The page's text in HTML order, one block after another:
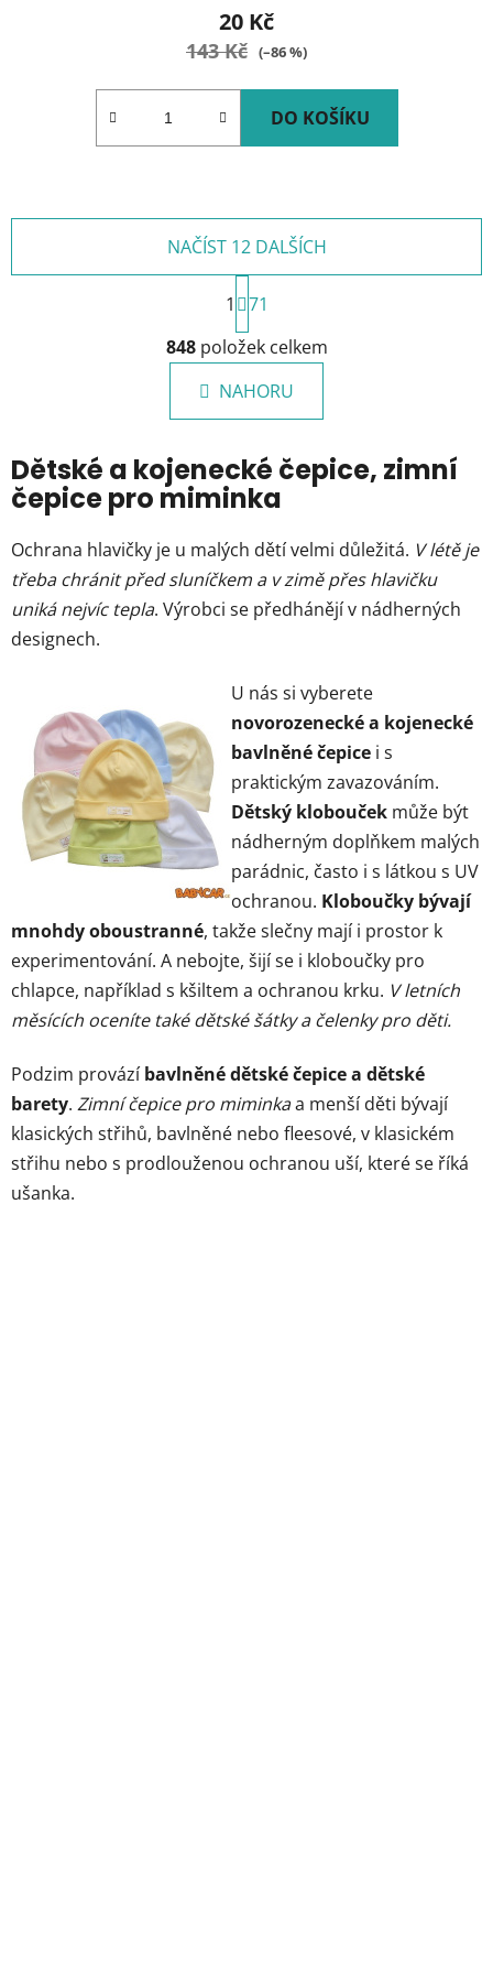
20 Kč
143 Kč (–86 %)
DO KOŠÍKU
O
v
l
á
d
c
í
r
v
k
y
p
i
s
u
NAČÍST 12 DALŠÍCH
S
t
r
á
n
k
á
n
í
1
71
848položek celkem
NAHORU
Dětské a kojenecké čepice, zimní
čepice pro miminka
Ochrana hlavičky je u malých dětí velmi důležitá. V létě je
třeba chránit před sluníčkem a v zimě přes hlavičku
uniká nejvíc tepla. Výrobci se předhánějí v nádherných
designech.
U nás si vyberete
novorozenecké a kojenecké
bavlněné čepice i s
praktickým zavazováním.
Dětský klobouček může být
nádherným doplňkem malých
parádnic, často i s látkou s UV
ochranou. Kloboučky bývají
mnohdy oboustranné, takže slečny mají i prostor k
experimentování. A nebojte, šijí se i kloboučky pro
chlapce, například s kšiltem a ochranou krku. V letních
měsících oceníte také dětské šátky a čelenky pro děti.
Podzim provázíbavlněné dětské čepice a dětské
barety. Zimní čepice pro miminkaa menší děti bývají
klasických střihů, bavlněné nebo fleesové, v klasickém
střihu nebo s prodlouženou ochranou uší, které se říká
ušanka.